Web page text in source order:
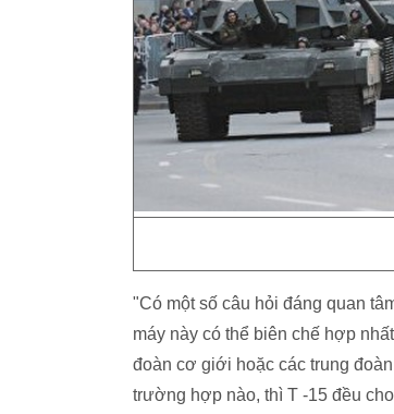
"Có một số câu hỏi đáng quan
máy này có thể biên chế hợp
đoàn cơ giới hoặc các trung
trường hợp nào, thì T -15 đều